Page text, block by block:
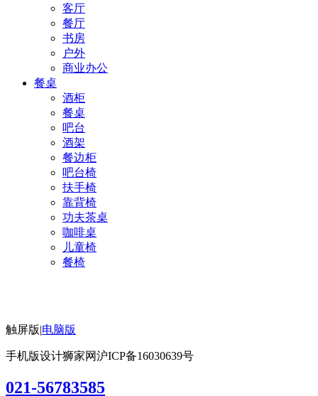
客厅
餐厅
书房
户外
商业办公
餐桌
酒柜
餐桌
吧台
酒架
餐边柜
吧台椅
扶手椅
靠背椅
功夫茶桌
咖啡桌
儿童椅
餐椅
触屏版|电脑版
手机版设计狮家网沪ICP备16030639号
021-56783585